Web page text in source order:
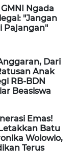
Ngada
"Jangan
Pajangan"
Dari
Anak
RB-BDN
Beasiswa
Emas!
Batu
Wolowio,
Terus